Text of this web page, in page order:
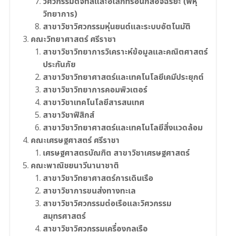
วิทยาการ)
สาขาวิชาวิศวกรรมหุ่นยนต์และระบบอัตโนมัติ
คณะวิทยาศาสตร์ ศรีราชา
สาขาวิชาวิทยาการวิเคราะห์ข้อมูลและคณิตศาสตร์
ประกันภัย
สาขาวิชาวิทยาศาสตร์และเทคโนโลยีเคมีประยุกต์
สาขาวิชาวิทยาการคอมพิวเตอร์
สาขาวิชาเทคโนโลยีสารสนเทศ
สาขาวิชาฟิสิกส์
สาขาวิชาวิทยาศาสตร์และเทคโนโลยีสิ่งแวดล้อม
คณะเศรษฐศาสตร์ ศรีราชา
เศรษฐศาสตรบัณฑิต สาขาวิชาเศรษฐศาสตร์
คณะพาณิชยนาวีนานาชาติ
สาขาวิชาวิทยาศาสตร์การเดินเรือ
สาขาวิชาการขนส่งทางทะเล
สาขาวิชาวิศวกรรมต่อเรือและวิศวกรรม
สมุทรศาสตร์
สาขาวิชาวิศวกรรมเครื่องกลเรือ